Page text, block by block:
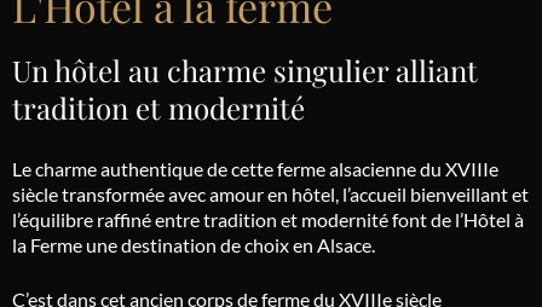
Un hôtel au charme singulier alliant
tradition et modernité
Le charme authentique de cette ferme alsacienne du XVIIIe
siècle transformée avec amour en hôtel, l’accueil bienveillant et
l’équilibre raffiné entre tradition et modernité font de l’Hôtel à
la Ferme une destination de choix en Alsace.
C’est dans cet ancien corps de ferme du XVIIIe siècle